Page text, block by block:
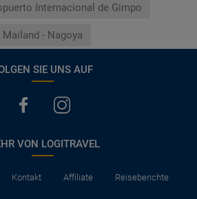
Internacional de Gimpo
Mailand - Nagoya
SIE UNS AUF
VON LOGITRAVEL
Kontakt Affiliate Reiseberichte